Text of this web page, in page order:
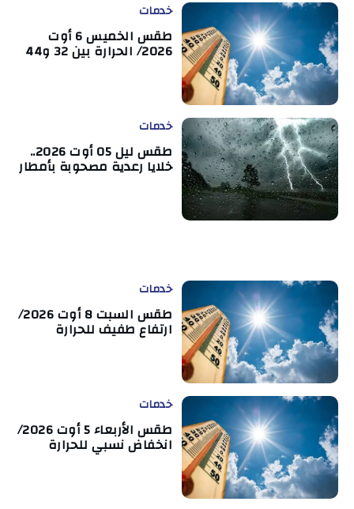
خدمات
طقس الخميس 6 أوت
2026/ الحرارة بين 32 و44
خدمات
طقس ليل 05 أوت 2026..
خلايا رعدية مصحوبة بأمطار
خدمات
طقس السبت 8 أوت 2026/
ارتفاع طفيف للحرارة
خدمات
طقس الأربعاء 5 أوت 2026/
انخفاض نسبي للحرارة